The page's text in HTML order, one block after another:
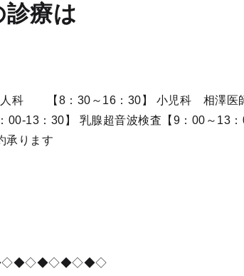
療は
人科 【8：30～16：30】 小児科 相澤医
00-13：30】 乳腺超音波検査【9：00～13
承ります